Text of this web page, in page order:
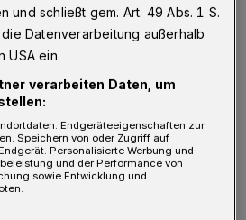
bei Jahn Hiesfeld sind
am Sonntag (15 Uhr,
SC nur bedingt
Die wichtigste Nachricht:
einer der beiden
und schließt gem. Art. 49 Abs. 1 S.
die Datenverarbeitung außerhalb
USA ein.
verarbeiten Daten, um
Endgeräteeigenschaften zur
Speichern von oder Zugriff auf
Personalisierte Werbung und
und der Performance von
sowie Entwicklung und